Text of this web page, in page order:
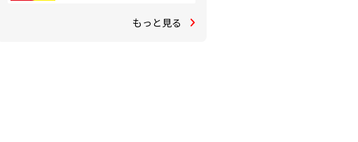
もっと見る